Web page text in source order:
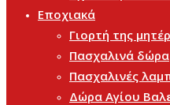
Εποχιακά
Γιορτή της
Πασχαλινά δώρα
Πασχαλινές
Δώρα Αγίου